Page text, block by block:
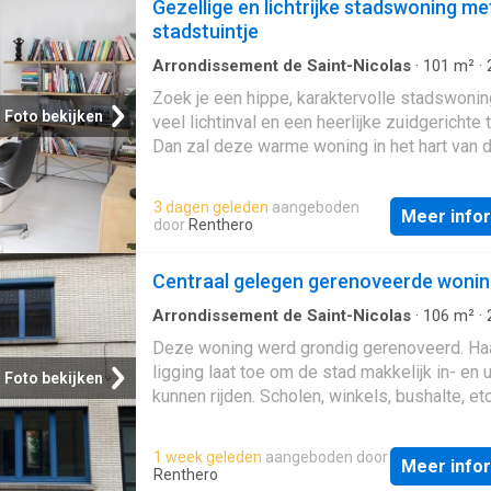
Foto bekijken
Gezellige en lichtrijke stadswoning
stadstuintje
Arrondissement de Saint-Nicolas · 101 m² ·
IUitgeruste keuken
Zoek je een hippe, karaktervolle
veel lichtinval en een heerlijke zuidgerichte
Dan zal deze warme woning in het hart van
inkomhal met een praktische berging/
ingebouwde vestiairekast, ruime
voldoende plaats voor fietsen Een
De lichtrijke woonkamer sluit aan op een
open keuken met schiereiland, veel
hoogwaardige toestellen (vaatwasser,
combi-oven) Via het grote schuifraam kijk je
de onderhoudsvriendelijke stadstuin Op het
gelijkvloers bevindt zich ook een ruime
verdieping, Hier vind je twee lichtrijke
en een toilet. De master bedroom beschikt
3 dagen geleden aangeboden
door Renthero Meer
Foto bekijken
Centraal gelegen gerenoveerde
Arrondissement de Saint-Nicolas · 106 m² ·
Deze woning werd grondig gerenoveerd.
ligging laat toe om de stad makkelijk in- en
kunnen rijden. Scholen, winkels, bushalte,
is voor een alleenstaande of een jong
Gelieve u voor bezichtiging telefonisch in
1 week geleden aangeboden door
Renthero
Meer